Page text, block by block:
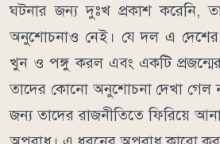
ঘটনার জন্য দুঃখ প্রকাশ করেনি,
অনুশোচনাও নেই। যে দল এ
খুন ও পঙ্গু করল এবং একটি প্রজন্মের
তাদের কোনো অনুশোচনা দেখা গেল
জন্য তাদের রাজনীতিতে ফিরিয়ে